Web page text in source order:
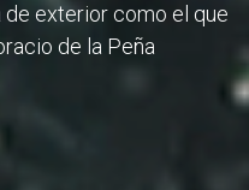
de exterior como el que
de la Peña